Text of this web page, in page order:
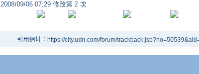
2008/09/06 07:29 修改第 2 次
引用網址：https://city.udn.com/forum/